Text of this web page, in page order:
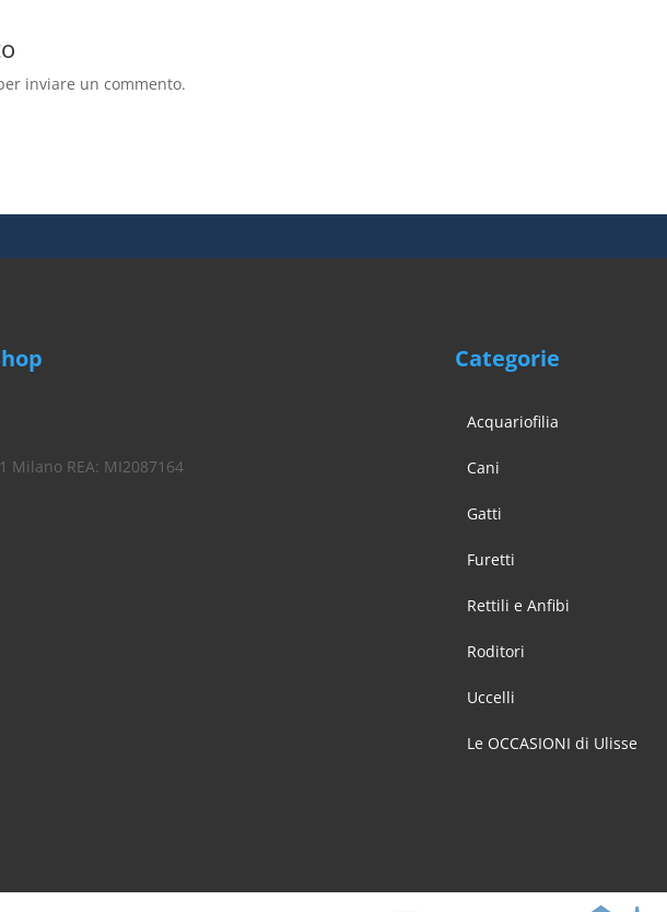
inviare un commento.
Milano REA: MI2087164
Categorie
Acquariofilia
Cani
Gatti
Furetti
Rettili e Anfibi
Roditori
Uccelli
Le OCCASIONI di Ulisse